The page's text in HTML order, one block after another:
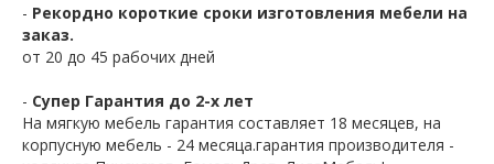
- Рекордно короткие сроки изготовления мебели на
заказ.
от 20 до 45 рабочих дней
- Супер Гарантия до 2-х лет
На мягкую мебель гарантия составляет 18 месяцев, на
корпусную мебель - 24 месяца.гарантия производителя -